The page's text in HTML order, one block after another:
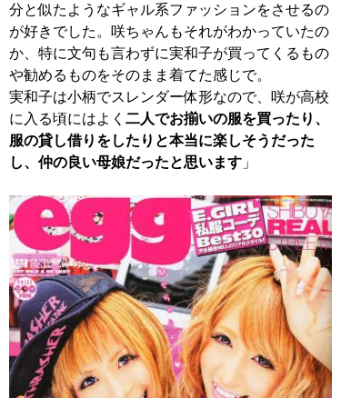
分と似たようなギャル系ファッションをさせるの
が好きでした。咲ちゃんもそれがわかっていたの
か、特に文句も言わずに実和子が買ってくるもの
や勧めるものをそのまま着てた感じで。
実和子は小柄でスレンダー体形なので、咲が高校
に入る頃にはよく 二人でお揃いの服を買ったり、
服の貸し借りをしたりと本当に楽しそうだった
し、仲の良い母娘だったと思います 」